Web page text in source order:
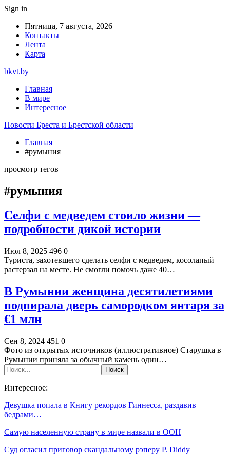
Sign in
Пятница, 7 августа, 2026
Контакты
Лента
Карта
bkvt.by
Главная
В мире
Интересное
Новости Бреста и Брестской области
Главная
#румыния
просмотр тегов
#румыния
Селфи с медведем стоило жизни —
подробности дикой истории
Июл 8, 2025 496 0
Туриста, захотевшего сделать селфи с медведем, косолапый
растерзал на месте. Не смогли помочь даже 40…
В Румынии женщина десятилетиями
подпирала дверь самородком янтаря за
€1 млн
Сен 8, 2024 451 0
Фото из открытых источников (иллюстративное) Старушка в
Румынии приняла за обычный камень один…
Интересное:
Девушка попала в Книгу рекордов Гиннесса, раздавив
бедрами…
Самую населенную страну в мире назвали в ООН
Суд огласил приговор скандальному рэперу P. Diddy